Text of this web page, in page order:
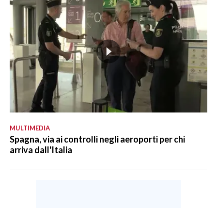
MULTIMEDIA
Spagna, via ai controlli negli aeroporti per chi
arriva dall'Italia